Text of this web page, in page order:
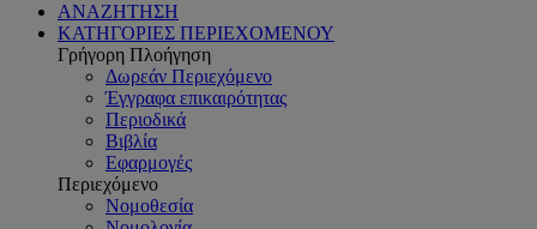
ΑΝΑΖΗΤΗΣΗ
ΚΑΤΗΓΟΡΙΕΣ ΠΕΡΙΕΧΟΜΕΝΟΥ
Γρήγορη Πλοήγηση
Δωρεάν Περιεχόμενο
Έγγραφα επικαιρότητας
Περιοδικά
Βιβλία
Εφαρμογές
Περιεχόμενο
Νομοθεσία